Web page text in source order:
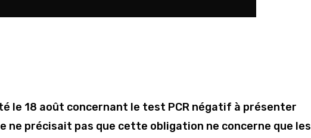
le 18 août concernant le test PCR négatif à présenter
ne précisait pas que cette obligation ne concerne que les